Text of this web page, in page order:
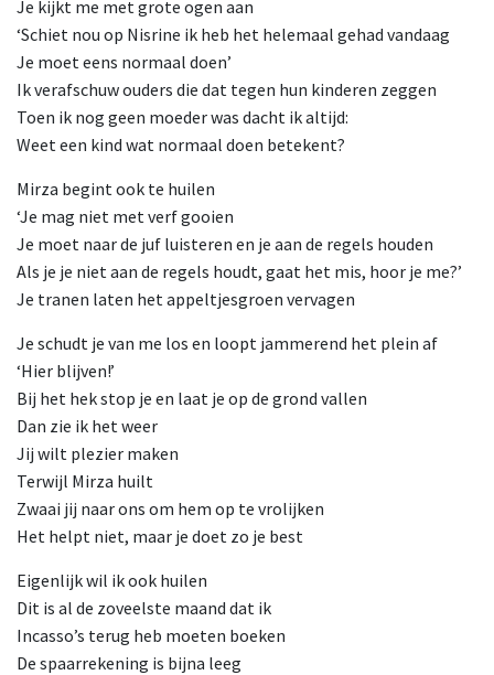
Je kijkt me met grote ogen aan
‘Schiet nou op Nisrine ik heb het helemaal gehad vandaag
Je moet eens normaal doen’
Ik verafschuw ouders die dat tegen hun kinderen zeggen
Toen ik nog geen moeder was dacht ik altijd:
Weet een kind wat normaal doen betekent?
Mirza begint ook te huilen
‘Je mag niet met verf gooien
Je moet naar de juf luisteren en je aan de regels houden
Als je je niet aan de regels houdt, gaat het mis, hoor je me?’
Je tranen laten het appeltjesgroen vervagen
Je schudt je van me los en loopt jammerend het plein af
‘Hier blijven!’
Bij het hek stop je en laat je op de grond vallen
Dan zie ik het weer
Jij wilt plezier maken
Terwijl Mirza huilt
Zwaai jij naar ons om hem op te vrolijken
Het helpt niet, maar je doet zo je best
Eigenlijk wil ik ook huilen
Dit is al de zoveelste maand dat ik
Incasso’s terug heb moeten boeken
De spaarrekening is bijna leeg